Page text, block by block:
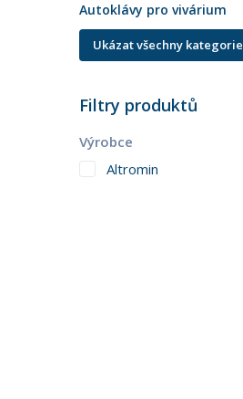
Autoklávy pro vivárium
Ukázat všechny kategorie
Filtry produktů
Výrobce
Altromin